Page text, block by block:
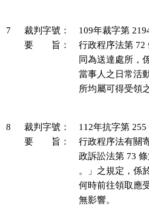
7 裁判字號：
109年裁字第
要 旨：
行政程序法第 72
同為送達處所，
當事人之日常活
所均屬可得受領
8 裁判字號：
112年抗字第 255
要 旨：
行政程序法有關
政訴訟法第 73
。」之規定，係
何時前往領取應
無影響。